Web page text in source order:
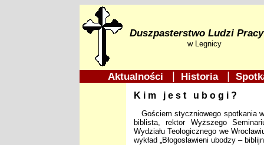
Duszpasterstwo Ludzi
w Legnicy
Aktualności Historia
Kim jest ubogi?
Gościem styczniowego spotkania
biblista, rektor Wyższego
Wydziału Teologicznego we
wykład „Błogosławieni ubodzy –